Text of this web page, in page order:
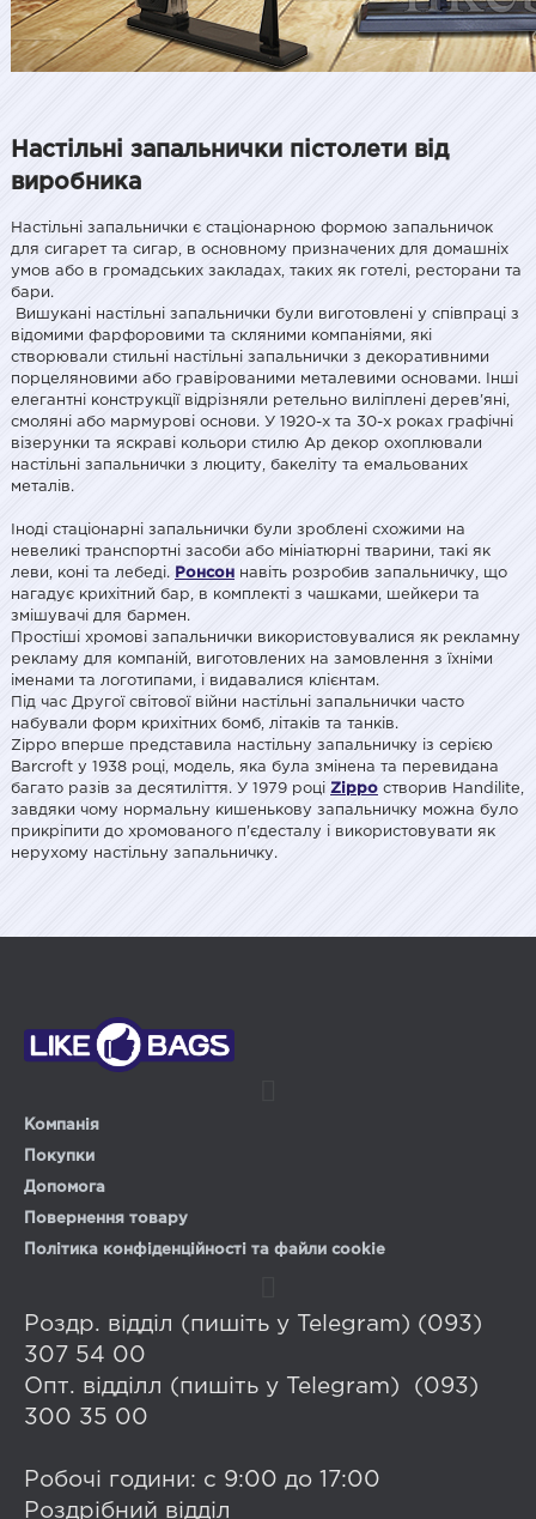
Настільні запальнички пістолети від
виробника
Настільні запальнички є стаціонарною формою запальничок
для сигарет та сигар, в основному призначених для домашніх
умов або в громадських закладах, таких як готелі, ресторани та
бари.
Вишукані настільні запальнички були виготовлені у співпраці з
відомими фарфоровими та скляними компаніями, які
створювали стильні настільні запальнички з декоративними
порцеляновими або гравірованими металевими основами. Інші
елегантні конструкції відрізняли ретельно виліплені дерев'яні,
смоляні або мармурові основи. У 1920-х та 30-х роках графічні
візерунки та яскраві кольори стилю Ар декор охоплювали
настільні запальнички з люциту, бакеліту та емальованих
металів.
Іноді стаціонарні запальнички були зроблені схожими на
невеликі транспортні засоби або мініатюрні тварини, такі як
леви, коні та лебеді.
Ронсон навіть розробив запальничку, що
нагадує крихітний бар, в комплекті з чашками, шейкери та
змішувачі для бармен.
Простіші хромові запальнички використовувалися як рекламну
рекламу для компаній, виготовлених на замовлення з їхніми
іменами та логотипами, і видавалися клієнтам.
Під час Другої світової війни настільні запальнички часто
набували форм крихітних бомб, літаків та танків.
Zippo вперше представила настільну запальничку із серією
Barcroft у 1938 році, модель, яка була змінена та перевидана
багато разів за десятиліття. У 1979 році Zippo створив Handilite,
завдяки чому нормальну кишенькову запальничку можна було
прикріпити до хромованого п'єдесталу і використовувати як
нерухому настільну запальничку.
Компанія
Покупки
Допомога
Повернення товару
Політика конфіденційності та файли cookie
Роздр. відділ (пишіть у Telegram) (093)
307 54 00
Опт. відділл (пишіть у Telegram) (093)
300 35 00
Робочі години: с 9:00 до 17:00
Роздрібний відділ